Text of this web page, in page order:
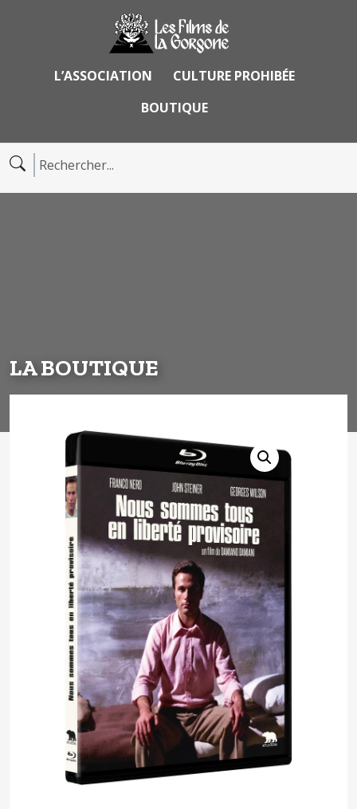
L’ASSOCIATION
CULTURE PROHIBÉE
BOUTIQUE
LA BOUTIQUE